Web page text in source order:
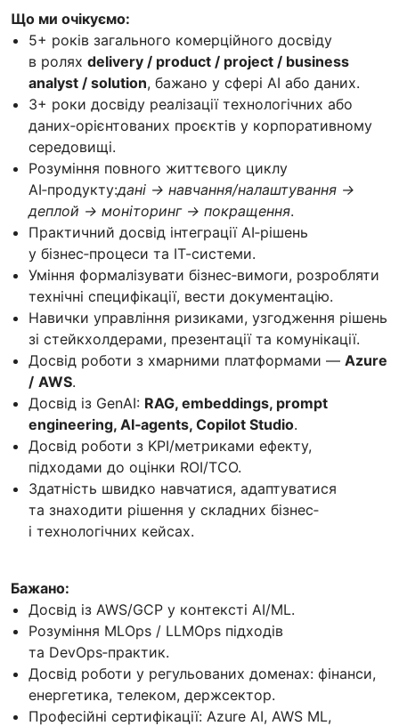
Що ми очікуємо:
5+ років загального комерційного досвіду
в ролях delivery / product / project / business
analyst / solution, бажано у сфері AI або даних.
3+ роки досвіду реалізації технологічних або
даних‑орієнтованих проєктів у корпоративному
середовищі.
Розуміння повного життєвого циклу
AI‑продукту:дані → навчання/налаштування →
деплой → моніторинг → покращення.
Практичний досвід інтеграції AI‑рішень
у бізнес‑процеси та ІТ-системи.
Уміння формалізувати бізнес‑вимоги, розробляти
технічні специфікації, вести документацію.
Навички управління ризиками, узгодження рішень
зі стейкхолдерами, презентації та комунікації.
Досвід роботи з хмарними платформами — Azure
/ AWS.
Досвід із GenAI: RAG, embeddings, prompt
engineering, AI‑agents, Copilot Studio.
Досвід роботи з KPI/метриками ефекту,
підходами до оцінки ROI/TCO.
Здатність швидко навчатися, адаптуватися
та знаходити рішення у складних бізнес‑
і технологічних кейсах.
Бажано:
Досвід із AWS/GCP у контексті AI/ML.
Розуміння MLOps / LLMOps підходів
та DevOps‑практик.
Досвід роботи у регульованих доменах: фінанси,
енергетика, телеком, держсектор.
Професійні сертифікації: Azure AI, AWS ML,